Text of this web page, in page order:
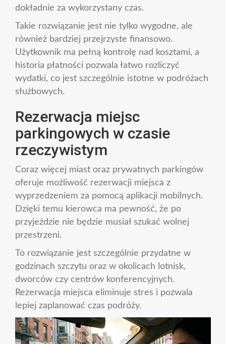
dokładnie za wykorzystany czas.
Takie rozwiązanie jest nie tylko wygodne, ale
również bardziej przejrzyste finansowo.
Użytkownik ma pełną kontrolę nad kosztami, a
historia płatności pozwala łatwo rozliczyć
wydatki, co jest szczególnie istotne w podróżach
służbowych.
Rezerwacja miejsc
parkingowych w czasie
rzeczywistym
Coraz więcej miast oraz prywatnych parkingów
oferuje możliwość rezerwacji miejsca z
wyprzedzeniem za pomocą aplikacji mobilnych.
Dzięki temu kierowca ma pewność, że po
przyjeździe nie będzie musiał szukać wolnej
przestrzeni.
To rozwiązanie jest szczególnie przydatne w
godzinach szczytu oraz w okolicach lotnisk,
dworców czy centrów konferencyjnych.
Rezerwacja miejsca eliminuje stres i pozwala
lepiej zaplanować czas podróży.